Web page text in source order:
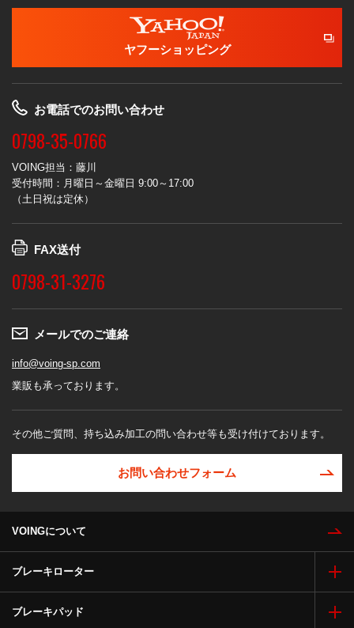
ヤフーショッピング
お電話でのお問い合わせ
0798-35-0766
VOING担当：藤川
受付時間：月曜日～金曜日 9:00～17:00
（土日祝は定休）
FAX送付
0798-31-3276
メールでのご連絡
info@voing-sp.com
業販も承っております。
その他ご質問、持ち込み加工の問い合わせ等も受け付けております。
お問い合わせフォーム
VOINGについて
ブレーキローター
ブレーキパッド